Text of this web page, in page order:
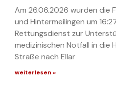
Am 26.06.2026 wurden die
und Hintermeilingen um
Rettungsdienst zur
medizinischen Notfall in die
Straße nach Ellar
weiterlesen »